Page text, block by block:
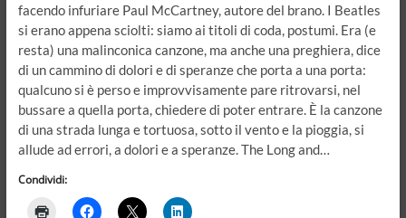
facendo infuriare Paul McCartney, autore del brano. I Beatles
si erano appena sciolti: siamo ai titoli di coda, postumi. Era (e
resta) una malinconica canzone, ma anche una preghiera, dice
di un cammino di dolori e di speranze che porta a una porta:
qualcuno si è perso e improvvisamente pare ritrovarsi, nel
bussare a quella porta, chiedere di poter entrare. È la canzone
di una strada lunga e tortuosa, sotto il vento e la pioggia, si
allude ad errori, a dolori e a speranze. The Long and…
Condividi: